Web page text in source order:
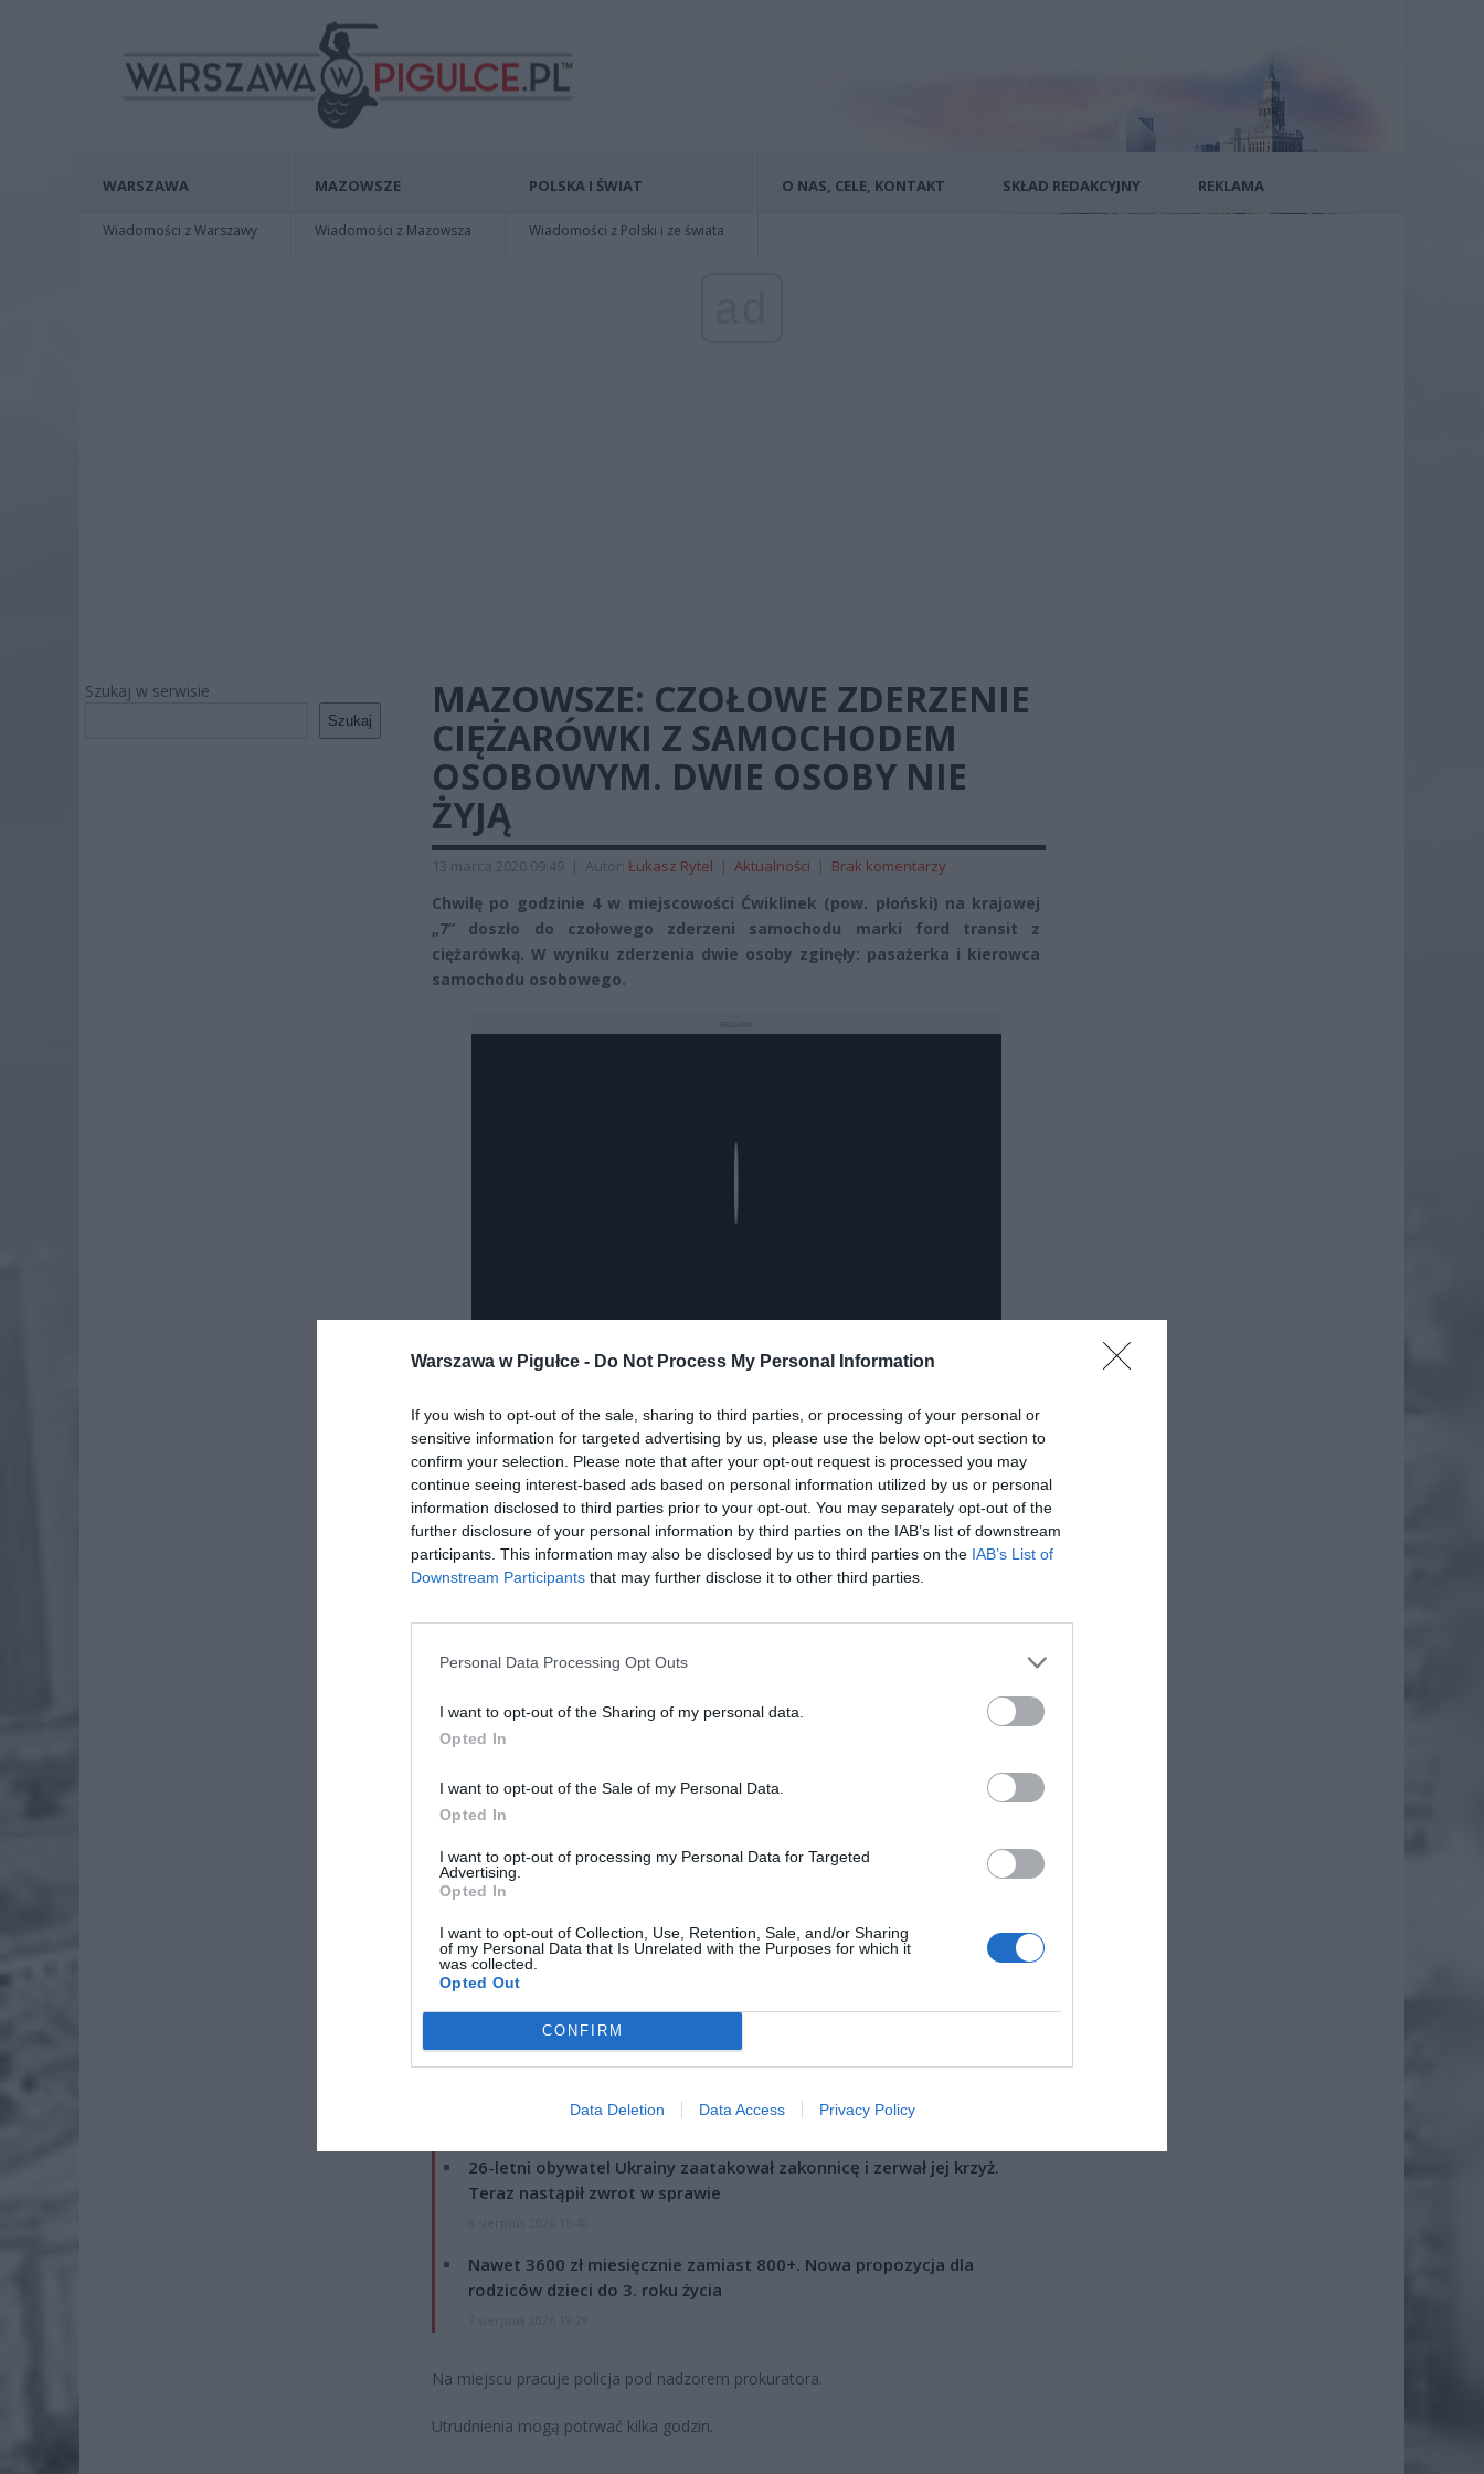
Warszawa w Pigułce - Do Not Process My Personal Information
If you wish to opt-out of the sale, sharing to third parties, or processing of your personal or
sensitive information for targeted advertising by us, please use the below opt-out section to
confirm your selection. Please note that after your opt-out request is processed you may
continue seeing interest-based ads based on personal information utilized by us or personal
information disclosed to third parties prior to your opt-out. You may separately opt-out of the
further disclosure of your personal information by third parties on the IAB’s list of downstream
participants. This information may also be disclosed by us to third parties on the IAB’s List of
Downstream Participants that may further disclose it to other third parties.
Personal Data Processing Opt Outs
I want to opt-out of the Sharing of my personal data.
Opted In
I want to opt-out of the Sale of my Personal Data.
Opted In
I want to opt-out of processing my Personal Data for Targeted
Advertising.
Opted In
I want to opt-out of Collection, Use, Retention, Sale, and/or Sharing
of my Personal Data that Is Unrelated with the Purposes for which it
was collected.
Opted Out
CONFIRM
Data Deletion Data Access Privacy Policy
WARSZAWA
Wiadomości z Warszawy
MAZOWSZE
Wiadomości z Mazowsza
POLSKA I ŚWIAT
Wiadomości z Polski i ze świata
O NAS, CELE, KONTAKT SKŁAD REDAKCYJNY REKLAMA
Szukaj w serwisie
Szukaj
MAZOWSZE: CZOŁOWE ZDERZENIE
CIĘŻARÓWKI Z SAMOCHODEM
OSOBOWYM. DWIE OSOBY NIE
ŻYJĄ
13 marca 2020 09:49 | Autor: Łukasz Rytel | Aktualności | Brak komentarzy
Chwilę po godzinie 4 w miejscowości Ćwiklinek (pow. płoński) na krajowej
„7” doszło do czołowego zderzeni samochodu marki ford transit z
ciężarówką. W wyniku zderzenia dwie osoby zginęły: pasażerka i kierowca
samochodu osobowego.
ad
Dodaj
Fot. Łukasz Wielechowski/
TVP3 Warszawa
Fot. Łukasz Wielechowski/
TVP3 Warszawa
Fot. Łukasz Wielechowski/
26-letni obywatel Ukrainy zaatakował zakonnicę i zerwał jej krzyż.
Teraz nastąpił zwrot w sprawie
Nawet 3600 zł miesięcznie zamiast 800+. Nowa propozycja dla
rodziców dzieci do 3. roku życia
Na miejscu pracuje policja pod nadzorem prokuratora.
Utrudnienia mogą potrwać kilka godzin.